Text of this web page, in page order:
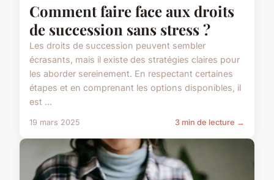
Comment faire face aux droits
de succession sans stress ?
Les droits de succession peuvent sembler
écrasants, mais il existe des stratégies claires pour
les aborder sereinement. En respectant certaines
étapes et en comprenant les options disponibles, il
est ...
19 mars 2025 3 min de lecture →